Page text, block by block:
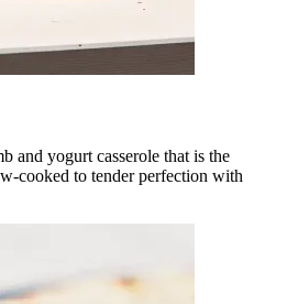
and yogurt casserole that is the
cooked to tender perfection with